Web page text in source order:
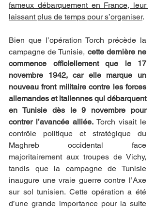
fameux débarquement en France, leur
laissant plus de temps pour s’organiser.
Bien que l’opération Torch précède la
campagne de Tunisie, cette dernière ne
commence officiellement que le 17
novembre 1942, car elle marque un
nouveau front militaire contre les forces
allemandes et italiennes qui débarquent
en Tunisie dès le 9 novembre pour
contrer l’avancée alliée. Torch visait le
contrôle politique et stratégique du
Maghreb occidental face
majoritairement aux troupes de Vichy,
tandis que la campagne de Tunisie
inaugure une vraie guerre contre l’Axe
sur sol tunisien. Cette opération a été
d’une grande importance pour la suite